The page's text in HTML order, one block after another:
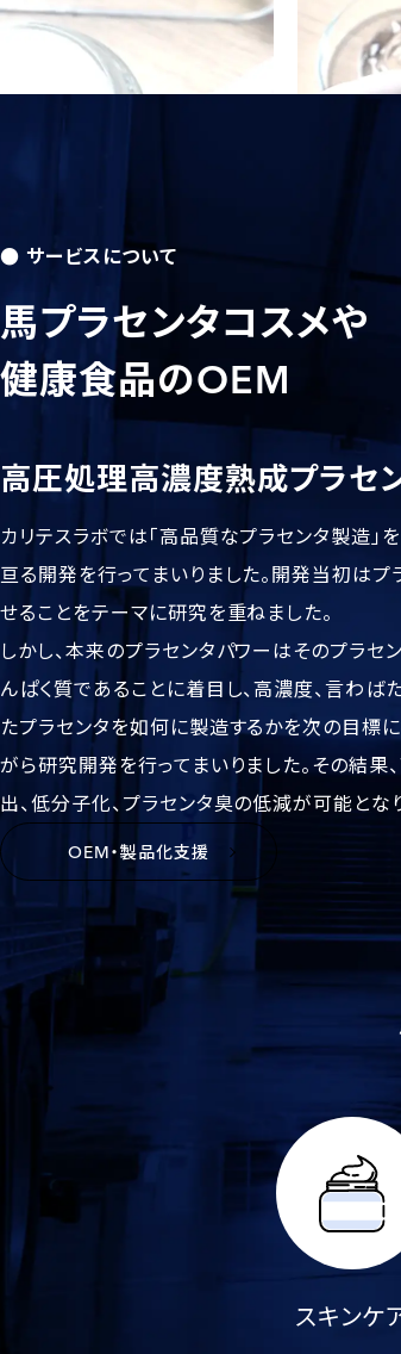
● サービスについて
馬プラセンタコスメや
健康食品のOEM
高圧処理高濃度熟成プラセ
カリテスラボでは「高品質なプラセンタ製造」
亘る開発を行ってまいりました。開発当初はプ
せることをテーマに研究を重ねました。
しかし、本来のプラセンタパワーはそのプラセ
んぱく質であることに着目し、高濃度、言わば
たプラセンタを如何に製造するかを次の目標
がら研究開発を行ってまいりました。その結果
出、低分子化、プラセンタ臭の低減が可能とな
OEM・製品化支援
スキンケ